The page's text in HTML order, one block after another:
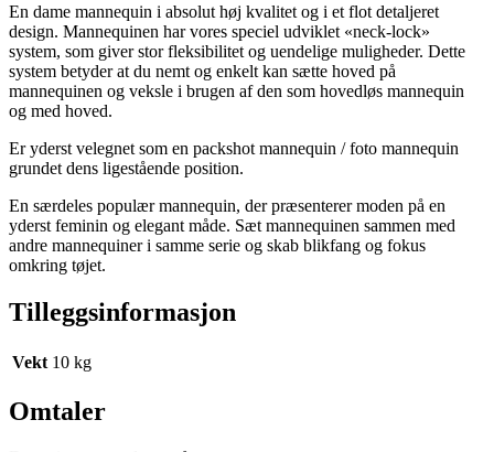
En dame mannequin i absolut høj kvalitet og i et flot detaljeret
design. Mannequinen har vores speciel udviklet «neck-lock»
system, som giver stor fleksibilitet og uendelige muligheder. Dette
system betyder at du nemt og enkelt kan sætte hoved på
mannequinen og veksle i brugen af den som hovedløs mannequin
og med hoved.
Er yderst velegnet som en packshot mannequin / foto mannequin
grundet dens ligestående position.
En særdeles populær mannequin, der præsenterer moden på en
yderst feminin og elegant måde. Sæt mannequinen sammen med
andre mannequiner i samme serie og skab blikfang og fokus
omkring tøjet.
Tilleggsinformasjon
Vekt 10 kg
Omtaler